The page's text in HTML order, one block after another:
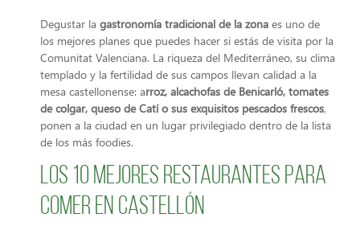
Degustar la gastronomía tradicional de la zona es uno de
los mejores planes que puedes hacer si estás de visita por la
Comunitat Valenciana. La riqueza del Mediterráneo, su clima
templado y la fertilidad de sus campos llevan calidad a la
mesa castellonense: arroz, alcachofas de Benicarló, tomates
de colgar, queso de Catí o sus exquisitos pescados frescos,
ponen a la ciudad en un lugar privilegiado dentro de la lista
de los más foodies.
Los 10 mejores restaurantes para
comer en Castellón